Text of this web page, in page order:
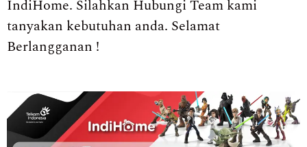
IndiHome. Silahkan Hubungi Team kami
tanyakan kebutuhan anda. Selamat
Berlangganan !